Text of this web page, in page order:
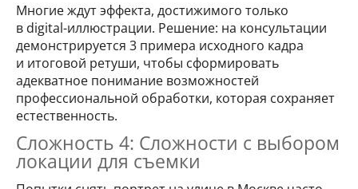
Многие ждут эффекта, достижимого только
в digital-иллюстрации. Решение: на консультации
демонстрируется 3 примера исходного кадра
и итоговой ретуши, чтобы сформировать
адекватное понимание возможностей
профессиональной обработки, которая сохраняет
естественность.
Сложность 4: Сложности с выбором
локации для съемки